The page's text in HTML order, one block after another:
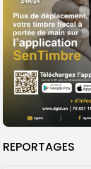
REPORTAGES